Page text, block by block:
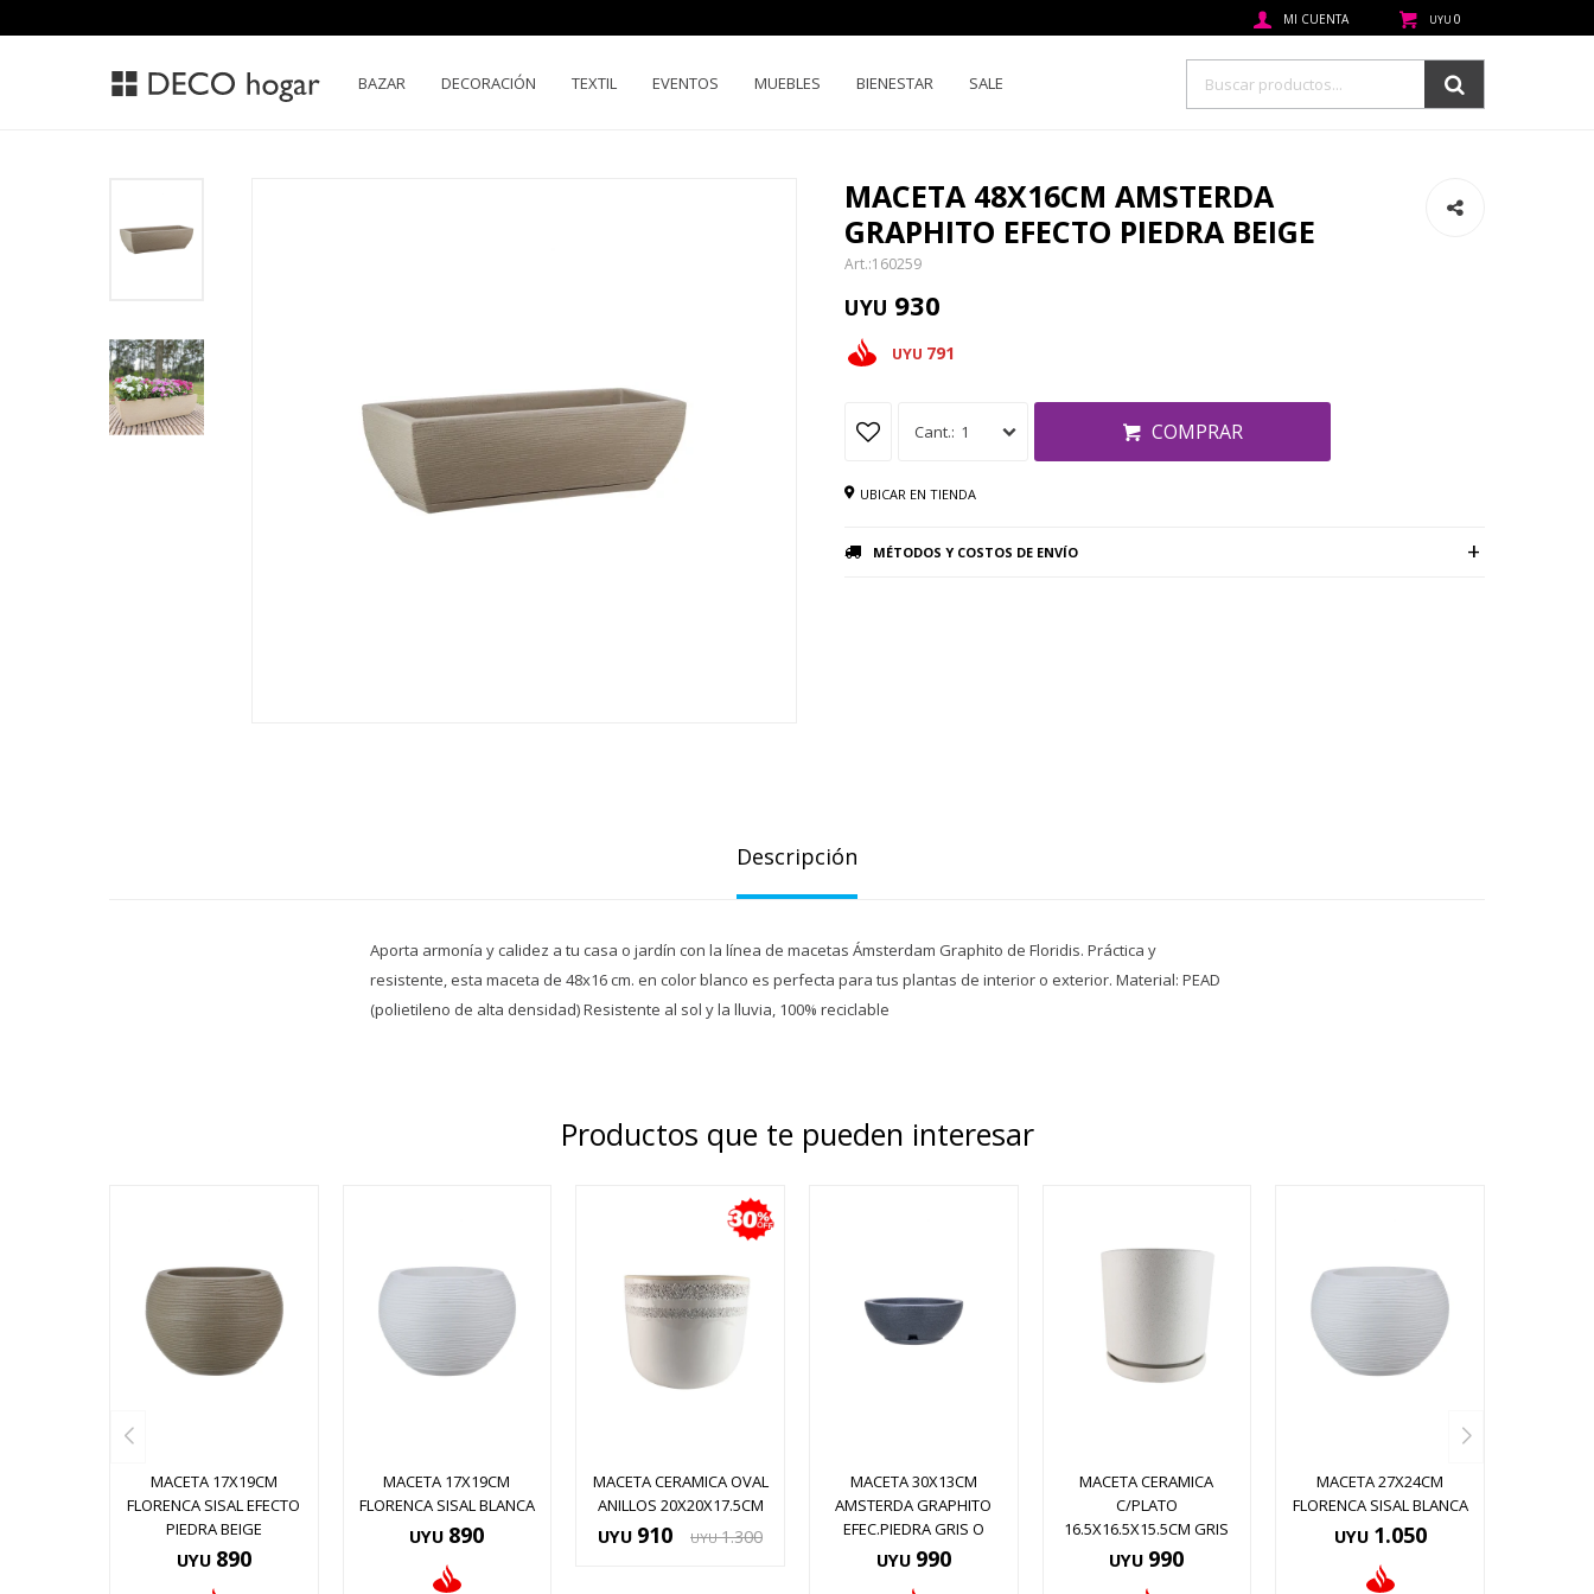
BAZAR DECORACIÓN TEXTIL EVENTOS MUEBLES BIENESTAR SALE
UYU 0
MACETA 48X16CM AMSTERDA
GRAPHITO EFECTO PIEDRA BEIGE
160259
UYU 930
UYU 791
1 COMPRAR
UBICAR EN TIENDA
MÉTODOS Y COSTOS DE ENVÍO
Descripción
Aporta armonía y calidez a tu casa o jardín con la línea de macetas Ámsterdam Graphito de Floridis. Práctica y
resistente, esta maceta de 48x16 cm. en color blanco es perfecta para tus plantas de interior o exterior. Material: PEAD
(polietileno de alta densidad) Resistente al sol y la lluvia, 100% reciclable
Productos que te pueden interesar
MACETA 17X19CM
FLORENCA SISAL EFECTO
PIEDRA BEIGE
UYU 890
MACETA 17X19CM
FLORENCA SISAL BLANCA
UYU 890
MACETA CERAMICA OVAL
ANILLOS 20X20X17.5CM
UYU 910 UYU 1.300
MACETA 30X13CM
AMSTERDA GRAPHITO
EFEC.PIEDRA GRIS O
UYU 990
MACETA CERAMICA
C/PLATO
16.5X16.5X15.5CM GRIS
UYU 990
MACETA 27X24CM
FLORENCA SISAL BLANCA
UYU 1.050